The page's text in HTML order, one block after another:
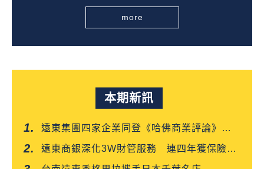
more
本期新訊
遠東集團四家企業同登《哈佛商業評論》
「台灣企業領袖100強」
遠東商銀深化3W財管服務 連四年獲保險信
望愛雙獎肯定